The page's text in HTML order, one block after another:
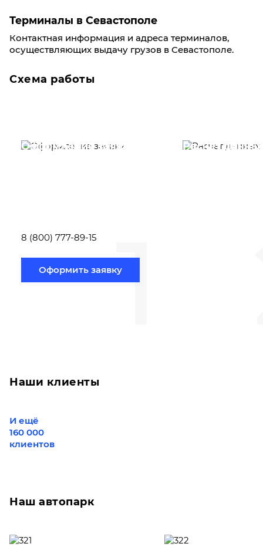
Терминалы в Севастополе
Контактная информация и адреса терминалов,
осуществляющих выдачу грузов в Севастополе.
Схема работы
1
Оформление заявки
8 (800) 777-89-15
Оформить заявку
Расчет
Наши клиенты
И ещё
160 000
клиентов
Наш автопарк